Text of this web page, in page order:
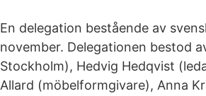
En delegation bestående av
november. Delegationen bestod
Stockholm), Hedvig Hedqvist
Allard (möbelformgivare), Anna